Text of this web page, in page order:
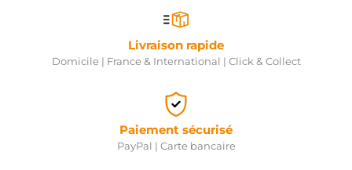
Livraison rapide
Domicile | France & International | Click & Collect
Paiement sécurisé
PayPal | Carte bancaire